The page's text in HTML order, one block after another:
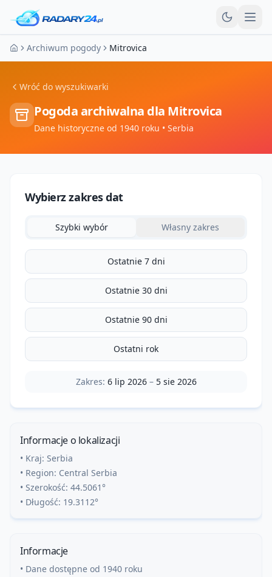
Strona główna
Archiwum pogody Mitrovica
Wróć do wyszukiwarki
Pogoda archiwalna dla Mitrovica
Dane historyczne od 1940 roku • Serbia
Wybierz zakres dat
Szybki wybór Własny zakres
Ostatnie 7 dni
Ostatnie 30 dni
Ostatnie 90 dni
Ostatni rok
Zakres: 6 lip 2026– 5 sie 2026
Informacje o lokalizacji
• Kraj: Serbia
• Region: Central Serbia
• Szerokość: 44.5061°
• Długość: 19.3112°
Informacje
• Dane dostępne od 1940 roku